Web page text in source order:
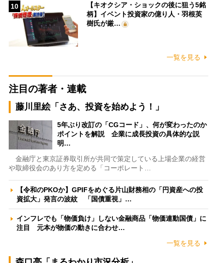
10
【キオクシア・ショックの後に狙う5銘
柄】イベント投資家の億り人・羽根英
樹氏が厳…
一覧を見る
注目の著者・連載
藤川里絵「さあ、投資を始めよう！」
5年ぶり改訂の「CGコード」、何が変わったのか
ポイントを解説 企業に成長投資の具体的な説
明…
金融庁と東京証券取引所が共同で策定している上場企業の経営
や取締役会のあり方を定める「コーポレート…
【令和のPKOか】GPIFをめぐる片山財務相の「円資産への投
資拡大」発言の波紋 「国債重視」…
インフレでも「物価負け」しない金融商品「物価連動国債」に
注目 元本が物価の動きに合わせ…
一覧を見る